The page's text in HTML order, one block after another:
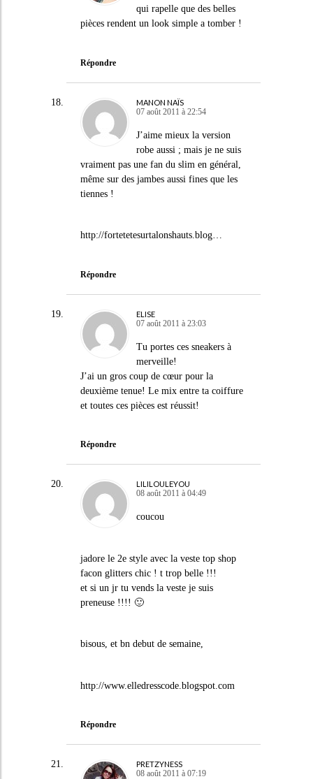
qui rapelle que des belles
pièces rendent un look simple a tomber !
Répondre
MANON NAÏS
07 août 2011 à 22:54
J’aime mieux la version
robe aussi ; mais je ne suis
vraiment pas une fan du slim en général,
même sur des jambes aussi fines que les
tiennes !
http://fortetetesurtalonshauts.blog…
Répondre
ELISE
07 août 2011 à 23:03
Tu portes ces sneakers à
merveille!
J’ai un gros coup de cœur pour la
deuxième tenue! Le mix entre ta coiffure
et toutes ces pièces est réussit!
Répondre
LILILOULEYOU
08 août 2011 à 04:49
coucou
jadore le 2e style avec la veste top shop
facon glitters chic ! t trop belle !!!
et si un jr tu vends la veste je suis
preneuse !!!! 🙂
bisous, et bn debut de semaine,
http://www.elledresscode.blogspot.com
Répondre
PRETZYNESS
08 août 2011 à 07:19